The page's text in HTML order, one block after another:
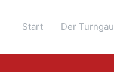
Start Der Turngau